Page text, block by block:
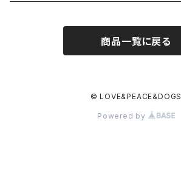
大型犬〜超大型犬向けサイズ
HUNTER（ハンター）社製スリップリード
JOKKE（フィンランド・ヨッケ）製首輪
ボールのおもちゃ
商品一覧に戻る
© LOVE&PEACE&DOGS
Powered by